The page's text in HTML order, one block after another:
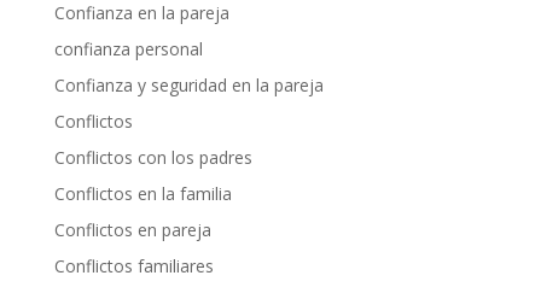
Confianza en la pareja
confianza personal
Confianza y seguridad en la pareja
Conflictos
Conflictos con los padres
Conflictos en la familia
Conflictos en pareja
Conflictos familiares